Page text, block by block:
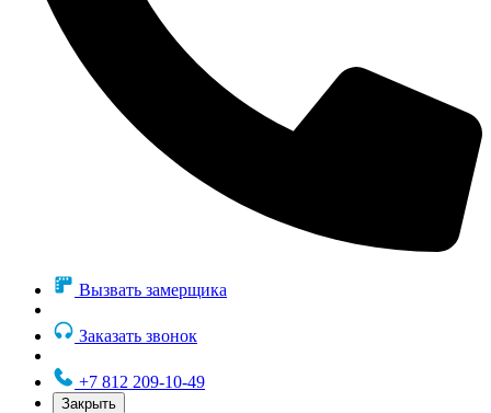
Вызвать замерщика
Заказать звонок
+7 812 209-10-49
Закрыть